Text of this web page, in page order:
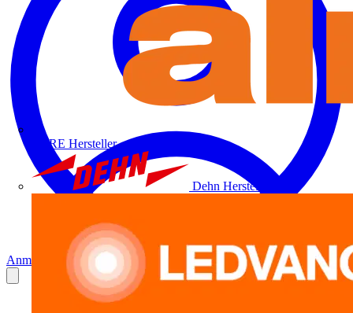
ALRE Hersteller
Dehn Hersteller
Anmelden Registrierung